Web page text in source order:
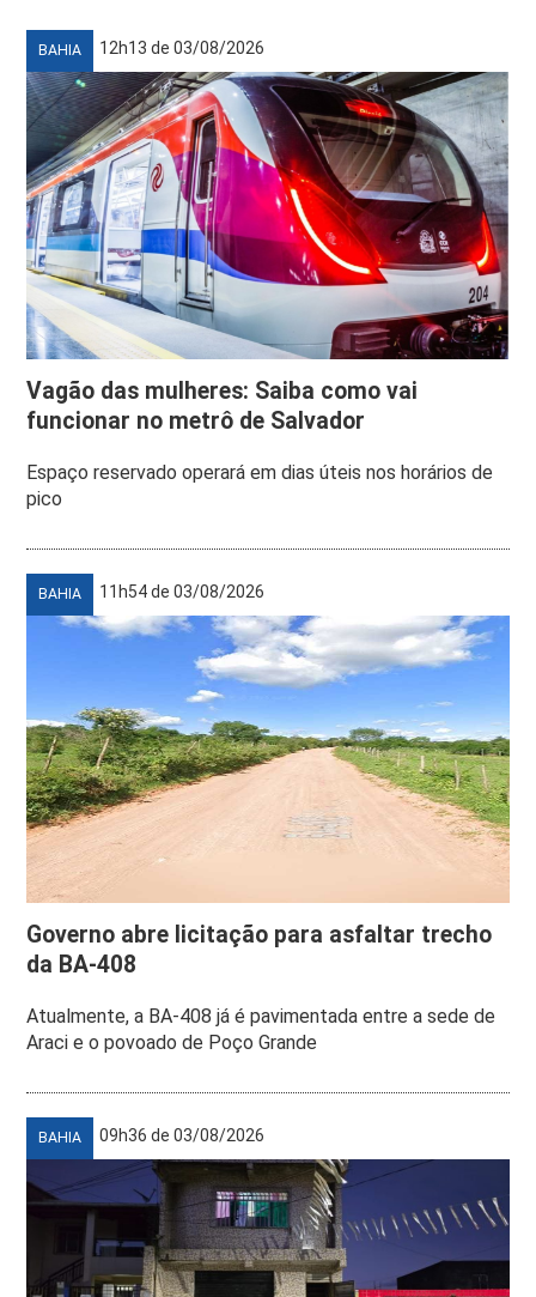
BAHIA 12h13 de 03/08/2026
Vagão das mulheres: Saiba como vai
funcionar no metrô de Salvador
Espaço reservado operará em dias úteis nos horários de
pico
BAHIA 11h54 de 03/08/2026
Governo abre licitação para asfaltar trecho
da BA-408
Atualmente, a BA-408 já é pavimentada entre a sede de
Araci e o povoado de Poço Grande
BAHIA 09h36 de 03/08/2026